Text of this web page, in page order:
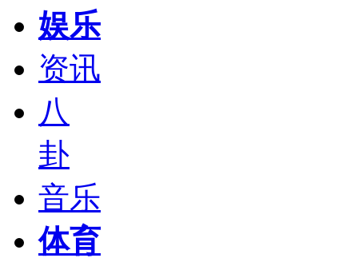
娱乐
资讯
八
卦
音乐
体育